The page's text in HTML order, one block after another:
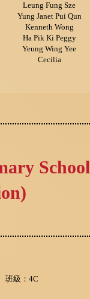
Leung Fung Sze
Yung Janet Pui Qun
Kenneth Wong
Ha Pik Ki Peggy
Yeung Wing Yee
Cecilia
School
級：4C